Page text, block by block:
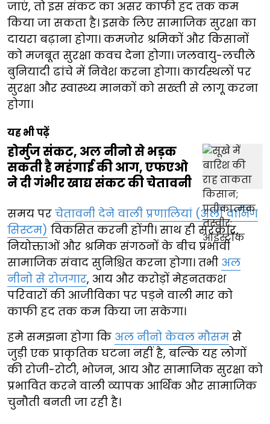
जाएं, तो इस संकट का असर काफी हद तक कम
किया जा सकता है। इसके लिए सामाजिक सुरक्षा का
दायरा बढ़ाना होगा। कमजोर श्रमिकों और किसानों
को मजबूत सुरक्षा कवच देना होगा। जलवायु-लचीले
बुनियादी ढांचे में निवेश करना होगा। कार्यस्थलों पर
सुरक्षा और स्वास्थ्य मानकों को सख्ती से लागू करना
होगा।
यह भी पढ़ें
होर्मुज संकट, अल नीनो से भड़क
सकती है महंगाई की आग, एफएओ
ने दी गंभीर खाद्य संकट की चेतावनी
समय पर चेतावनी देने वाली प्रणालियां (अर्ली वार्निंग
सिस्टम) विकसित करनी होंगी। साथ ही सरकार,
नियोक्ताओं और श्रमिक संगठनों के बीच प्रभावी
सामाजिक संवाद सुनिश्चित करना होगा। तभी अल
नीनो से रोजगार, आय और करोड़ों मेहनतकश
परिवारों की आजीविका पर पड़ने वाली मार को
काफी हद तक कम किया जा सकेगा।
हमे समझना होगा कि अल नीनो केवल मौसम से
जुड़ी एक प्राकृतिक घटना नहीं है, बल्कि यह लोगों
की रोजी-रोटी, भोजन, आय और सामाजिक सुरक्षा को
प्रभावित करने वाली व्यापक आर्थिक और सामाजिक
चुनौती बनती जा रही है।